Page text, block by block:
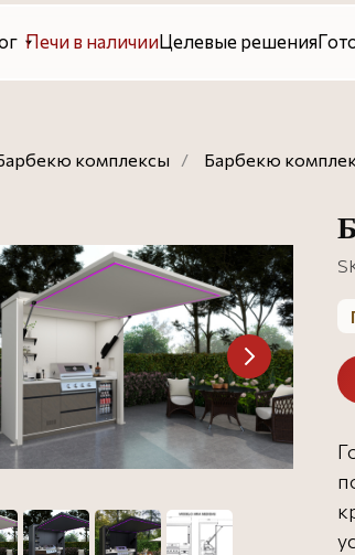
Печи в наличииЦелевые решенияГотовые
комплексы / Барбекю